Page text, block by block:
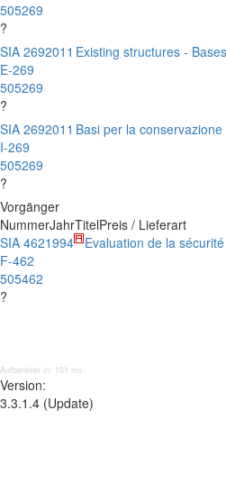
505269
?
SIA 269
E-269
505269
?
2011 Existing structures - Bases
SIA 269
I-269
505269
?
2011 Basi per la
Vorgänger
NummerJahrTitelPreis / Lieferart
SIA 462
F-462
505462
?
1994 Evaluation de la
Aufbereitet in: 151 ms;
Version:
3.3.1.4 (Update)